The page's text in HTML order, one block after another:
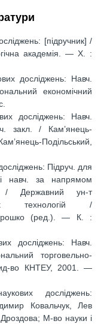
[підручник] /
академія. — Х. :
досліджень: Навч.
економічний
досліджень: Навч.
закл. / Кам’янець-
Подільський,
Підруч. для
навч. за напрямом
/ Державний ун-т
технологій /
(ред.). — К. :
досліджень: Навч.
торговельно-
во КНТЕУ, 2001. —
досліджень:
Ковальчук, Лев
М-во науки і